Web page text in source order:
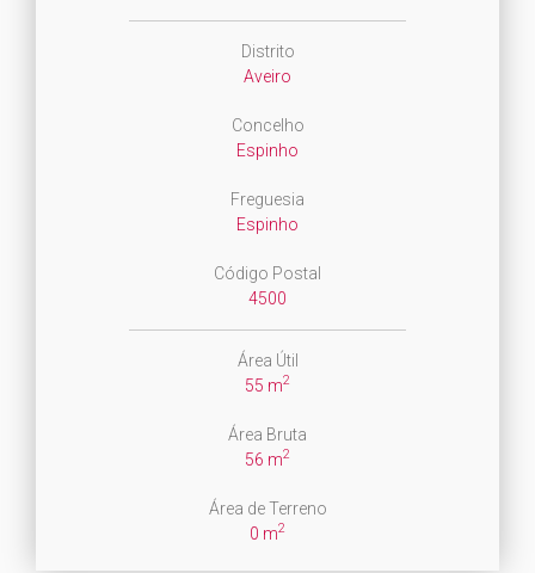
Distrito
Aveiro
Concelho
Espinho
Freguesia
Espinho
Código Postal
4500
Área Útil
55 m2
Área Bruta
56 m2
Área de Terreno
0 m2